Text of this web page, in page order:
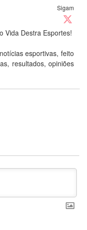
Sigam
Vida Destra Esportes!
esportivas, feito
resultados, opiniões